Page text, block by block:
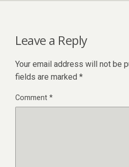
Leave a Reply
Your email address will not be
fields are marked *
Comment*